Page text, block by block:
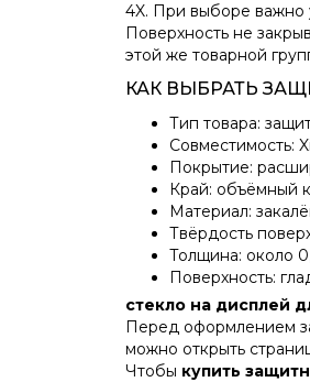
4X. При выборе важно
Поверхность не
этой же товарной
КАК ВЫБРАТЬ
Тип товара:
Совместимость:
Покрытие:
Край: объёмный
Материал:
Твёрдость
Толщина: около
Поверхность:
стекло на дисплей
Перед оформлением
можно открыть
Чтобы купить